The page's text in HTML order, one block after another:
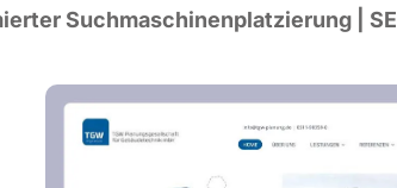
Such­ma­schi­nen­plat­zie­rung |